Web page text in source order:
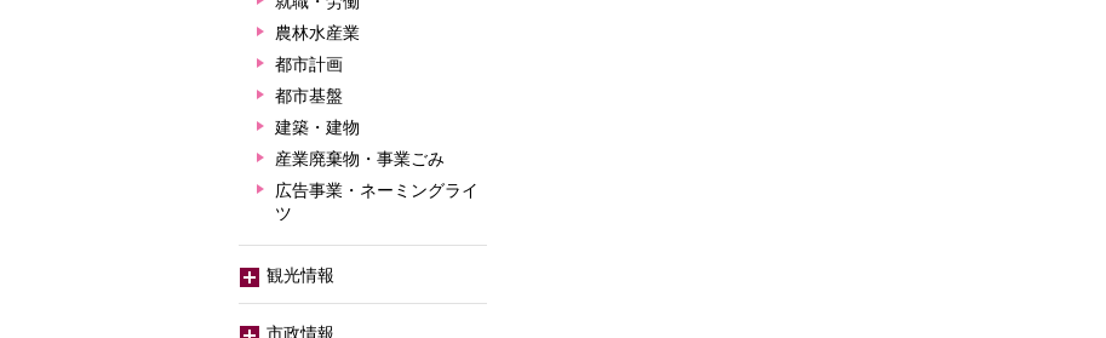
農林水産業
都市計画
都市基盤
建築・建物
産業廃棄物・事業ごみ
広告事業・ネーミングライ
ツ
観光情報
市政情報